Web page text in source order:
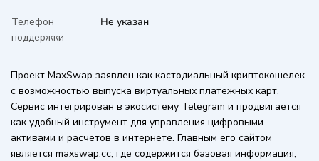
Телефон
поддержки
Не указан
Проект MaxSwap заявлен как кастодиальный криптокошелек
с возможностью выпуска виртуальных платежных карт.
Сервис интегрирован в экосистему Telegram и продвигается
как удобный инструмент для управления цифровыми
активами и расчетов в интернете. Главным его сайтом
является maxswap.cc, где содержится базовая информация,